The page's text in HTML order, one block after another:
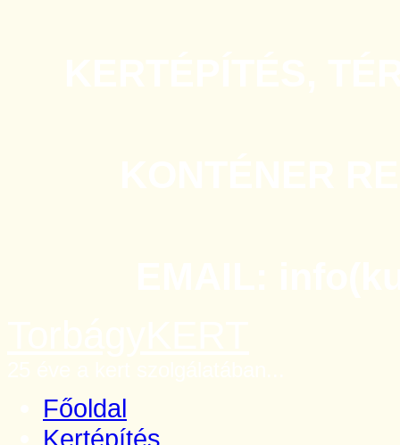
Főoldal
Kertépítés